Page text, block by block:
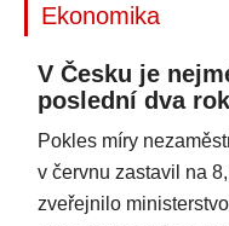
Ekonomika
V Česku je
poslední dva
Pokles míry
v červnu zastavil na
zveřejnilo